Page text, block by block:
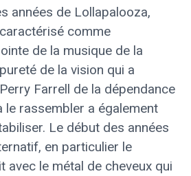
années de Lollapalooza,
comme
de la musique de la
de la vision qui a
Farrell de la dépendance
le rassembler a également
Le début des années
en particulier le
avec le métal de cheveux qui